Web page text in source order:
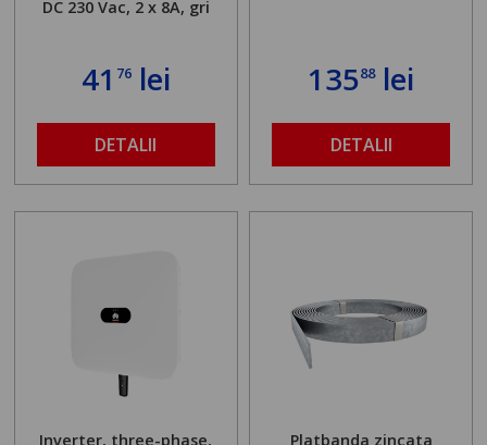
DC 230 Vac, 2 x 8A, gri
41 76lei
DETALII
13588lei
DETALII
Inverter, three-phase,
Platbanda zincata